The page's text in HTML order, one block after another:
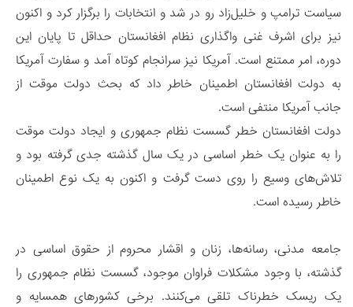
سیاست ترامپ و خلیل‌زاد رو در شد و انتخابات را برگزار کرد و اکنون
نیز برای اشرف غنی واگذاری نظام افغانستان حداقل تا پایان این
دوره، امر ممتنع است. آمریکا نیز سرانجام کوتاه آمد و سفارت آمریکا
به دولت افغانستان اطمینان خاطر داد که بحث دولت موقت از
جانب آمریکا منتفی است.
دولت افغانستان خطر گسست نظام جمهوری و ایجاد دولت موقت
را به عنوان یک خطر اساسی در یک سال گذشته جدی گرفته بود و
تلاش‌های وسیع را روی دست گرفت و اکنون به یک نوع اطمینان
خاطر رسیده است.
جامعه مدنی، رسانه‌ها، زنان و اقشار محروم از حقوق اساسی در
گذشته، با وجود مشکلات فراوان موجود، گسست نظام جمهوری را
یک ریسک خطرناک تلقی می‌کنند. برخی کشورهای همسایه و